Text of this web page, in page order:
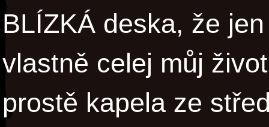
BLÍZKÁ deska, že
vlastně celej můj
prostě kapela ze